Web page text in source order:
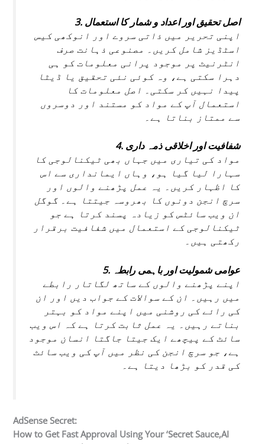
3. اصل تحقیق اور اعداد و شمار کا استعمال
اپنی تحریر میں ذاتی سروے اور انوکھی کیس
اسٹڈیز شامل کریں۔ مصنوعی ذہانت صرف
انٹرنیٹ پر موجود پرانی معلومات کو ہی
دہرا سکتی ہے، وہ کوئی نئی تحقیق یا ڈیٹا
پیدا نہیں کر سکتی۔ اصل معلومات کا
استعمال آپ کے مواد کو مستند اور دوسروں
سے ممتاز بناتا ہے۔
4. شفافیت اور اخلاقی ذمہ داری
مواد کی تیاری میں جہاں بھی ٹیکنالوجی کا
سہارا لیا گیا ہو، وہاں ایمانداری سے اس
کا اظہار کریں۔ یہ عمل پڑھنے والوں اور
سرچ انجن دونوں کا بھروسہ جیتتا ہے۔ گوگل
ان ویب سائٹس کو زیادہ پسند کرتا ہے جو
ٹیکنالوجی کے استعمال میں شفافیت برقرار
رکھتی ہیں۔
5. عوامی شمولیت اور باہمی رابطہ
اپنے پڑھنے والوں کے ساتھ لگاتار رابطے
میں رہیں۔ ان کے سوالات کے جواب دیں اور ان
کی رائے کی روشنی میں اپنے مواد کو بہتر
بناتے رہیں۔ یہ عمل ثابت کرتا ہے کہ اس ویب
سائٹ کے پیچھے ایک جیتا جاگتا انسان موجود
ہے، جو سرچ انجن کی نظر میں آپ کی ویب سائٹ
کی قدر کو بڑھا دیتا ہے۔
AdSense Secret:
How to Get Fast Approval Using Your ‘Secret Sauce,AI